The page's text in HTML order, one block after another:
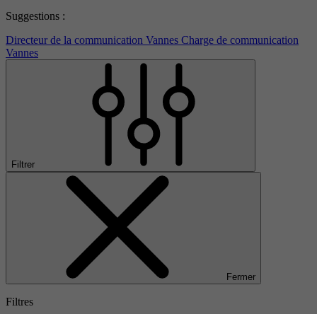
Suggestions :
Directeur de la communication Vannes Charge de communication
Vannes
Filtrer
Fermer
Filtres